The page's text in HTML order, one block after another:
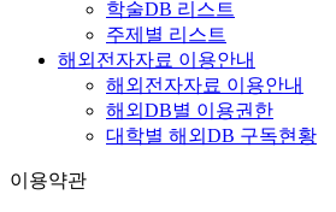
학술DB 리스트
주제별 리스트
해외전자자료 이용안내
해외전자자료 이용안내
해외DB별 이용권한
대학별 해외DB 구독현황
이용약관